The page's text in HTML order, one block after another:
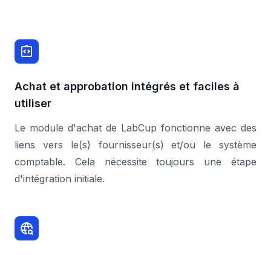
Achat et approbation intégrés et faciles à
utiliser
Le module d'achat de LabCup fonctionne avec des
liens vers le(s) fournisseur(s) et/ou le système
comptable. Cela nécessite toujours une étape
d'intégration initiale.